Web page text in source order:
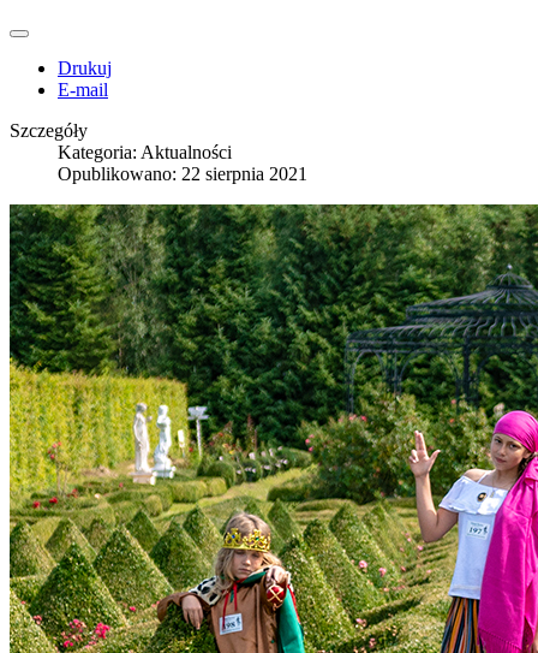
Drukuj
E-mail
Szczegóły
Kategoria: Aktualności
Opublikowano: 22 sierpnia 2021